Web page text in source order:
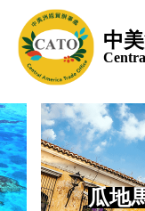
中
瓜地